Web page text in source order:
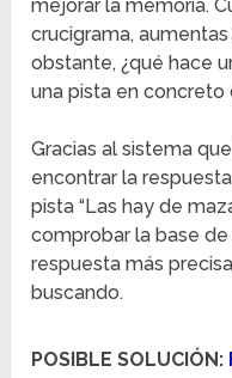
mejorar la memoria.
crucigrama,
obstante, ¿qué hace
una pista en concreto
Gracias al sistema
encontrar la
pista “Las hay de
comprobar la base
respuesta más
buscando.
POSIBLE SOLUCIÓN: